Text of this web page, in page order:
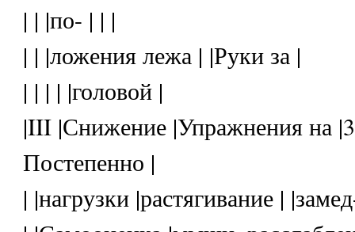
| | |по- | | |
| | |ложения лежа | |Руки за |
| | | | |головой |
|III |Снижение |Упражнения на
Постепенно |
| |нагрузки |растягивание |